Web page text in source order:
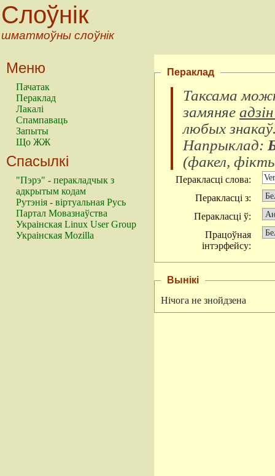
Слоўнік
шматмоўны слоўнік
Меню
Пачатак
Пераклад
Лакалі
Спампаваць
Запыты
Що ЖЖ
Спасылкі
"Пэрэ" - перакладчык з
адкрытым кодам
Рутэнія - віртуальная Русь
Партал Мовазнаўства
Украінская Linux User Group
Украінская Mozilla
Пераклад
Таксама
замяняе
любых знакаў
Напрыклад:
(факел,
Перакласці слова:
Перакласці з:
Перакласці ў:
Працоўная
інтэрфейсу:
Вынікі
Нічога не знойдзена